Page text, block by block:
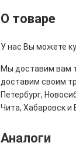
О товаре
У нас Вы можете
Мы доставим вам
доставим своим
Петербург,
Чита, Хабаровск и
Аналоги